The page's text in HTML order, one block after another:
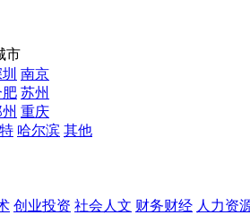
市
南京
肥 苏州
重庆
哈尔滨 其他
创业投资 社会人文 财务财经 人力资